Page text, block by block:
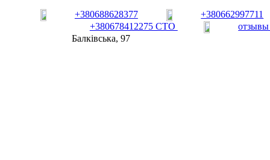
+380688628377
+380662997711
+380678412275 СТО
Балківська, 97